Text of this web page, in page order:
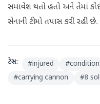
સમાવેશ થતો હતો અને તેમાં
સેનાની ટીમો તપાસ કરી રહી છે.
ટેગ્સ: #injured #condition
#carrying cannon #8